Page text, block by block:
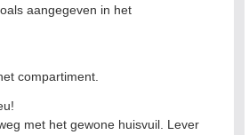
aangegeven in het
compartiment.
met het gewone huisvuil. Lever